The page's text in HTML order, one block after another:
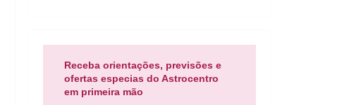
Receba orientações, previsões e
ofertas especias do Astrocentro
em primeira mão